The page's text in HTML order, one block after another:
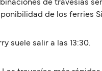
de travesías
de los ferries
suele salir a las 13:30.